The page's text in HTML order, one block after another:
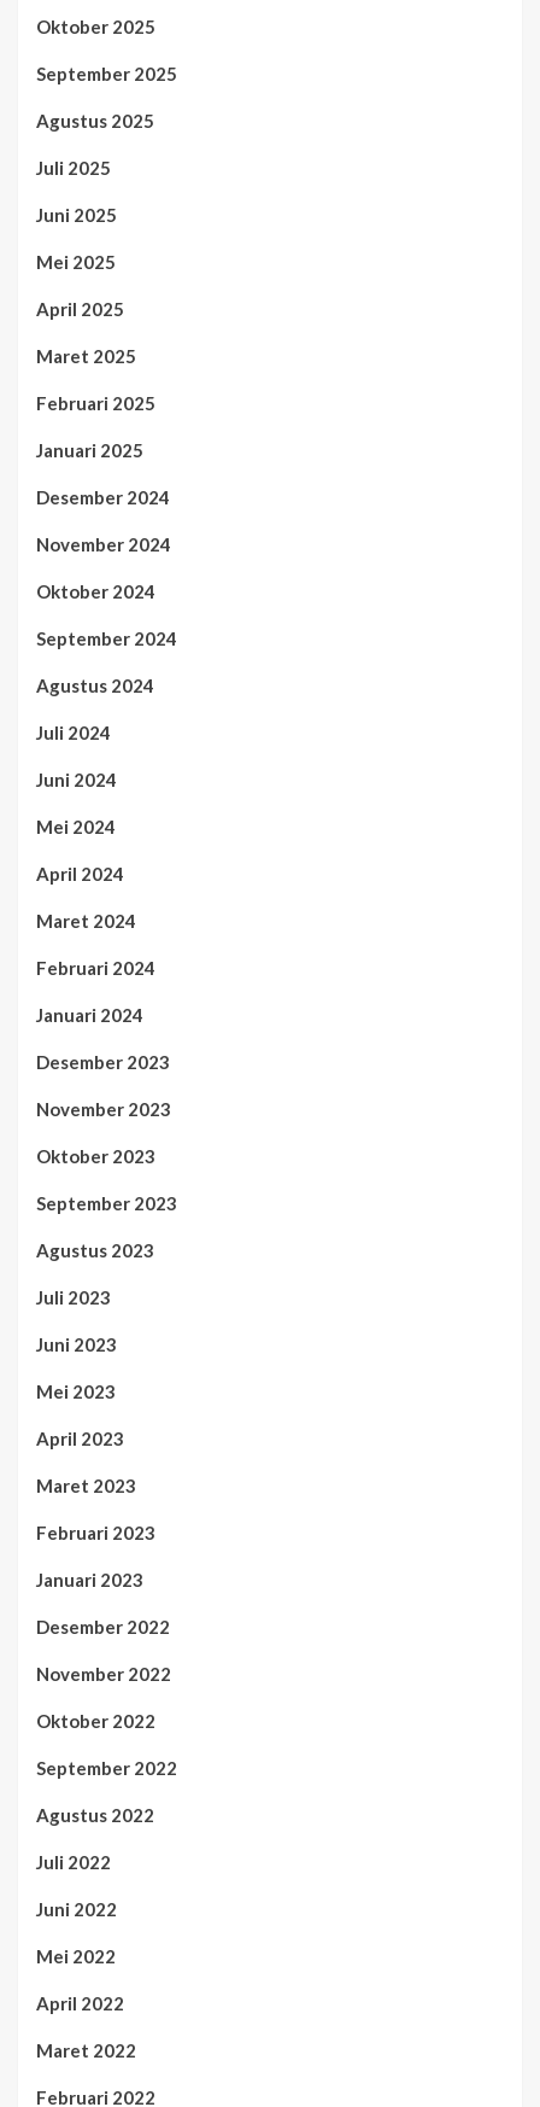
Oktober 2025
September 2025
Agustus 2025
Juli 2025
Juni 2025
Mei 2025
April 2025
Maret 2025
Februari 2025
Januari 2025
Desember 2024
November 2024
Oktober 2024
September 2024
Agustus 2024
Juli 2024
Juni 2024
Mei 2024
April 2024
Maret 2024
Februari 2024
Januari 2024
Desember 2023
November 2023
Oktober 2023
September 2023
Agustus 2023
Juli 2023
Juni 2023
Mei 2023
April 2023
Maret 2023
Februari 2023
Januari 2023
Desember 2022
November 2022
Oktober 2022
September 2022
Agustus 2022
Juli 2022
Juni 2022
Mei 2022
April 2022
Maret 2022
Februari 2022